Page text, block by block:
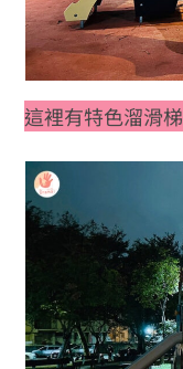
這裡有特色溜滑梯